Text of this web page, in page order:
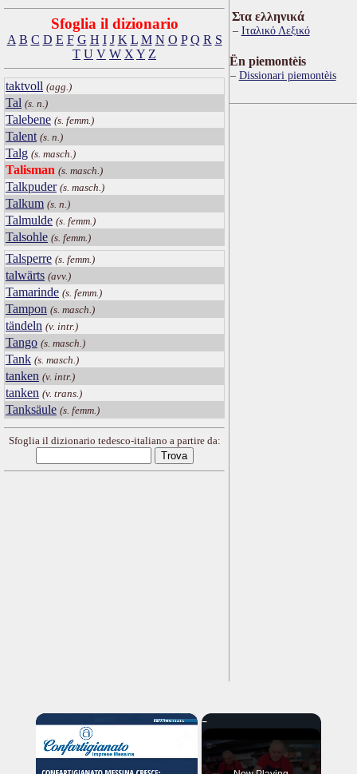
Sfoglia il dizionario
A B C D E F G H I J K L M N O P Q R S
T U V W X Y Z
taktvoll (agg.)
Tal (s. n.)
Talebene (s. femm.)
Talent (s. n.)
Talg (s. masch.)
Talisman (s. masch.)
Talkpuder (s. masch.)
Talkum (s. n.)
Talmulde (s. femm.)
Talsohle (s. femm.)
Talsperre (s. femm.)
talwärts (avv.)
Tamarinde (s. femm.)
Tampon (s. masch.)
tändeln (v. intr.)
Tango (s. masch.)
Tank (s. masch.)
tanken (v. intr.)
tanken (v. trans.)
Tanksäule (s. femm.)
Sfoglia il dizionario tedesco-italiano a partire da:
Στα ελληνικά
Ιταλικό Λεξικό
Ën piemontèis
Dissionari piemontèis
×